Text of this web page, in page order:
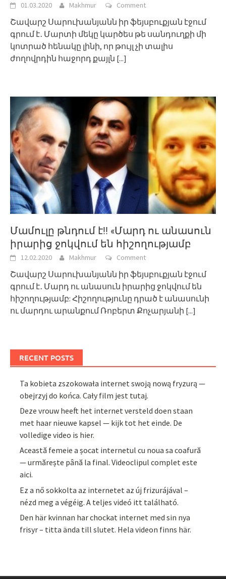
01.03.2020 Makhmur Comment
Շավարշ Սարուխանյանն իր ֆեյսբուքյան էջում
գրում է․ Մարտի մեկը կարծես թե սանդուղքի մի
կոտրած հենակը լինի, որ թույլ չի տալիս
ժողովրդին հաջորդ քայլն [...]
Մամուլը թնդում է!! «Մարդ ու անասուն
իրարից ջոկվում են հիշողությամբ
12.02.2020 Makhmur Comment
Շավարշ Սարուխանյանն իր ֆեյսբուքյան էջում
գրում է․ Մարդ ու անասուն իրարից ջոկվում են
հիշողությամբ: Հիշողությունը դրած է անասունի
ու մարդու արանքում Ռոբերտ Քոչարյանի [...]
RECENT POSTS
Ta kobieta zszokowała internet swoją nową fryzurą —
obejrzyj do końca. Cały film jest tutaj.
Deze vrouw heeft het internet versteld doen staan
met haar nieuwe kapsel — kijk tot het einde. De
volledige video is hier.
Această femeie a șocat internetul cu noua sa coafură
— urmărește până la final. Videoclipul complet este
aici.
Ez a nő sokkolta az internetet az új frizurájával –
nézd meg a végéig. A teljes videó itt található.
Den här kvinnan har chockat internet med sin nya
frisyr – titta ända till slutet. Hela videon finns här.